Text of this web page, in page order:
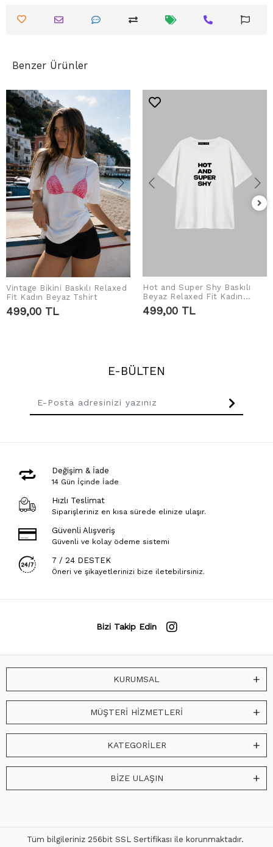
Benzer Ürünler
SEPETE EKLE
Vintage Bikini Baskılı Relaxed
Fit Kadın Beyaz Tshirt
499,00 TL
SEPETE EKLE
Hot and Super Shy Baskılı
Beyaz Relaxed Fit Kadın
Tshirt
499,00 TL
E-BÜLTEN
Değişim & İade
14 Gün İçinde İade
Hızlı Teslimat
Siparişleriniz en kısa sürede elinize ulaşır.
Güvenli Alışveriş
Güvenli ve kolay ödeme sistemi
7 / 24 DESTEK
Öneri ve şikayetlerinizi bize iletebilirsiniz.
Bizi Takip Edin
KURUMSAL
MÜŞTERİ HİZMETLERİ
KATEGORİLER
BİZE ULAŞIN
Tüm bilgileriniz 256bit SSL Sertifikası ile korunmaktadır.